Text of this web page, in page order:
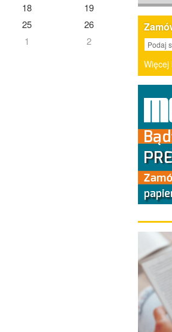
18
19
25
26
1 2
Więcej